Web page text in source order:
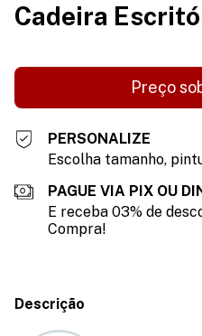
Cadeira
PERSONALIZE
Escolha tamanho,
PAGUE VIA PIX OU
E receba 03% de
Compra!
Descrição